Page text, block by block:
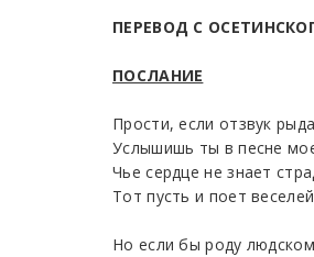
ПЕРЕВОД С
ПОСЛАНИЕ
Прости, если отзвук
Услышишь ты в песне
Чье сердце не знает
Тот пусть и поет
Но если бы роду